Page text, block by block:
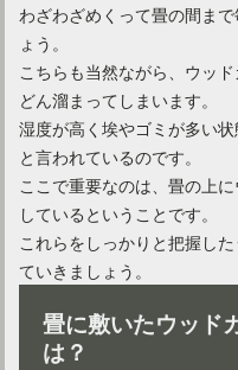
イギリスはカーペットを多
フローリングにはカーペッ
失敗しないカーペットの洗
わざわざめくって畳の間ま
ょう。
こちらも当然ながら、ウッ
どん溜まってしまいます。
湿度が高く埃やゴミが多い
と言われているのです。
ここで重要なのは、畳の上
しているということです。
これらをしっかりと把握し
ていきましょう。
畳に敷いたウッド
は？